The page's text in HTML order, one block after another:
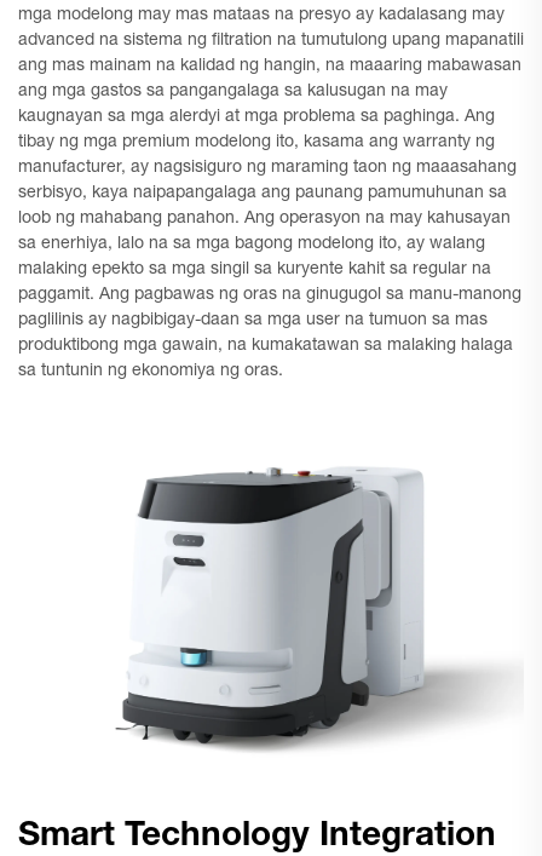
mga modelong may mas mataas na presyo ay kadalasang may
advanced na sistema ng filtration na tumutulong upang mapanatili
ang mas mainam na kalidad ng hangin, na maaaring mabawasan
ang mga gastos sa pangangalaga sa kalusugan na may
kaugnayan sa mga alerdyi at mga problema sa paghinga. Ang
tibay ng mga premium modelong ito, kasama ang warranty ng
manufacturer, ay nagsisiguro ng maraming taon ng maaasahang
serbisyo, kaya naipapangalaga ang paunang pamumuhunan sa
loob ng mahabang panahon. Ang operasyon na may kahusayan
sa enerhiya, lalo na sa mga bagong modelong ito, ay walang
malaking epekto sa mga singil sa kuryente kahit sa regular na
paggamit. Ang pagbawas ng oras na ginugugol sa manu-manong
paglilinis ay nagbibigay-daan sa mga user na tumuon sa mas
produktibong mga gawain, na kumakatawan sa malaking halaga
sa tuntunin ng ekonomiya ng oras.
Smart Technology Integration